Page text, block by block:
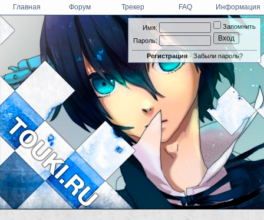
Имя:
Пароль:
Запомнить
Регистрация· Забыли пароль?
Главная Форум Трекер FAQ Информация